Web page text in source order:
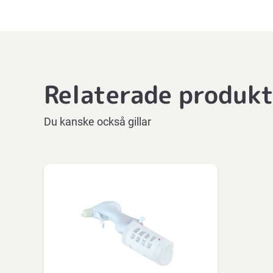
Relaterade
Du kanske också gillar